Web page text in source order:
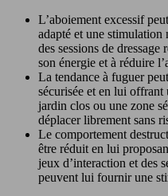
L’aboiement excessif
adapté et une stimulation
des sessions de
son énergie et à réduire
La tendance à fuguer
sécurisée et en lui
jardin clos ou une zone
déplacer librement sans
Le comportement
être réduit en lui
jeux d’interaction et des
peuvent lui fournir une